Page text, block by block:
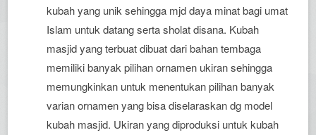
kubah yang unik sehingga mjd daya minat bagi umat
Islam untuk datang serta sholat disana. Kubah
masjid yang terbuat dibuat dari bahan tembaga
memiliki banyak pilihan ornamen ukiran sehingga
memungkinkan untuk menentukan pilihan banyak
varian ornamen yang bisa diselaraskan dg model
kubah masjid. Ukiran yang diproduksi untuk kubah